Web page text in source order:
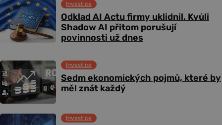
Odklad AI Actu firmy uklidnil. Kvůli
Shadow AI přitom porušují
povinnosti už dnes
Investice
Sedm ekonomických pojmů, které by
měl znát každý
Investice
Investice